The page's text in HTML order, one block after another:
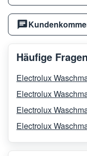
Häufige Fragen
Electrolux
Electrolux
Electrolux
Electrolux